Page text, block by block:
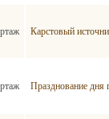
Карстовый
Празднование дня